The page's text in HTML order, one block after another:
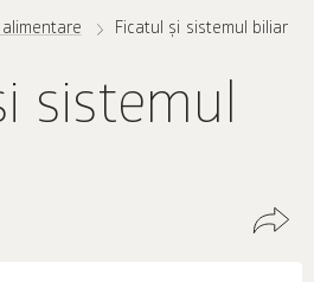
Ficatul și sistemul biliar
sistemul